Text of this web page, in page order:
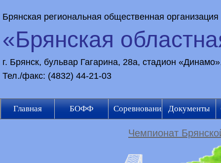
Брянская региональная общественная организация
«Брянская
г. Брянск, бульвар Гагарина, 28а, стадион
Тел./факс: (4832) 44-21-03
Главная БОФФ Соревнования Документы
Чемпионат